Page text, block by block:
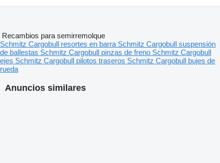
Anuncios similares
Recambios para semirremolque
Schmitz Cargobull resortes en barra Schmitz Cargobull suspensión
de ballestas Schmitz Cargobull pinzas de freno Schmitz Cargobull
ejes Schmitz Cargobull pilotos traseros Schmitz Cargobull bujes de
rueda